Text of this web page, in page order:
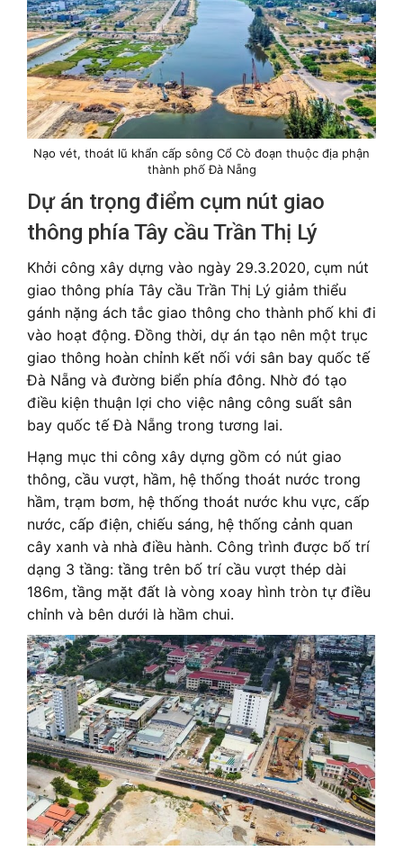
Nạo vét, thoát lũ khẩn cấp sông Cổ Cò đoạn thuộc địa phận
thành phố Đà Nẵng
Dự án trọng điểm cụm nút giao
thông phía Tây cầu Trần Thị Lý
Khởi công xây dựng vào ngày 29.3.2020, cụm nút
giao thông phía Tây cầu Trần Thị Lý giảm thiểu
gánh nặng ách tắc giao thông cho thành phố khi đi
vào hoạt động. Đồng thời, dự án tạo nên một trục
giao thông hoàn chỉnh kết nối với sân bay quốc tế
Đà Nẵng và đường biển phía đông. Nhờ đó tạo
điều kiện thuận lợi cho việc nâng công suất sân
bay quốc tế Đà Nẵng trong tương lai.
Hạng mục thi công xây dựng gồm có nút giao
thông, cầu vượt, hầm, hệ thống thoát nước trong
hầm, trạm bơm, hệ thống thoát nước khu vực, cấp
nước, cấp điện, chiếu sáng, hệ thống cảnh quan
cây xanh và nhà điều hành. Công trình được bố trí
dạng 3 tầng: tầng trên bố trí cầu vượt thép dài
186m, tầng mặt đất là vòng xoay hình tròn tự điều
chỉnh và bên dưới là hầm chui.